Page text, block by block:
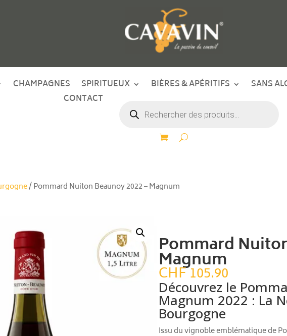
CHAMPAGNES SPIRITUEUX BIÈRES & APÉRITIFS SANS
CONTACT
produits
/ Pommard Nuiton Beaunoy 2022 – Magnum
Pommard
Magnum
CHF105.90
Découvrez le
Magnum 2022 : La
Bourgogne
Issu du vignoble emblématique de